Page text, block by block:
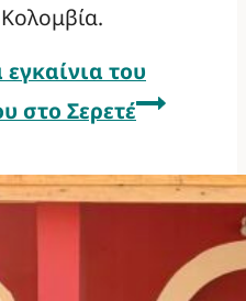
εγκαίνια του
στο Σερετέ